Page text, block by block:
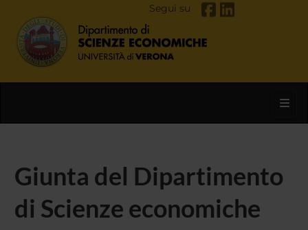
Segui su
Giunta del Dipartimento
di Scienze economiche